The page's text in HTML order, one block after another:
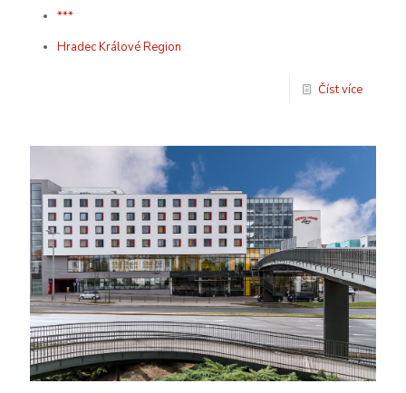
***
Hradec Králové Region
Číst více